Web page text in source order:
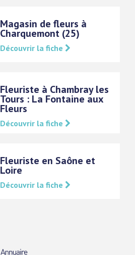
Magasin de fleurs à
Charquemont (25)
Découvrir la fiche
Fleuriste à Chambray les
Tours : La Fontaine aux
Fleurs
Découvrir la fiche
Fleuriste en Saône et
Loire
Découvrir la fiche